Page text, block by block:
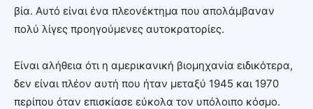
βία. Αυτό είναι ένα πλεονέκτημα που απολάμβαναν
πολύ λίγες προηγούμενες αυτοκρατορίες.
Είναι αλήθεια ότι η αμερικανική βιομηχανία ειδικότερα,
δεν είναι πλέον αυτή που ήταν μεταξύ 1945 και 1970
περίπου όταν επισκίασε εύκολα τον υπόλοιπο κόσμο.